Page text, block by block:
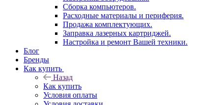
Сборка компьютеров.
Расходные материалы и периферия.
Продажа комплектующих.
Заправка лазерных картриджей.
Настройка и ремонт Вашей техники.
Блог
Бренды
Как купить
Назад
Как купить
Условия оплаты